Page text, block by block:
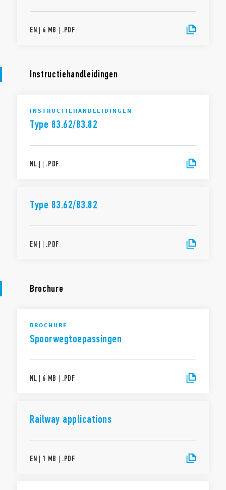
EN | 4 MB | .PDF
Instructiehandleidingen
INSTRUCTIEHANDLEIDINGEN
Type 83.62/83.82
NL | | .PDF
Type 83.62/83.82
EN | | .PDF
Brochure
BROCHURE
Spoorwegtoepassingen
NL | 6 MB | .PDF
Railway applications
EN | 1 MB | .PDF